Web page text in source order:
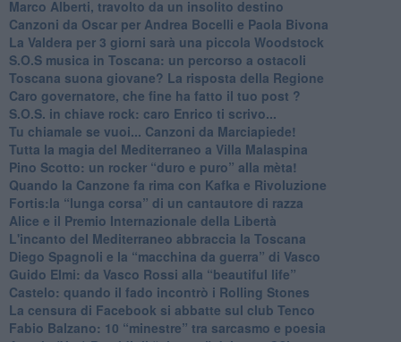
Marco Alberti, travolto da un insolito destino
Canzoni da Oscar per Andrea Bocelli e Paola Bivona
La Valdera per 3 giorni sarà una piccola Woodstock
S.O.S musica in Toscana: un percorso a ostacoli
​Toscana suona giovane? La risposta della Regione
Caro governatore, che fine ha fatto il tuo post ?
S.O.S. in chiave rock: caro Enrico ti scrivo...
Tu chiamale se vuoi... Canzoni da Marciapiede!
​Tutta la magia del Mediterraneo a Villa Malaspina
​Pino Scotto: un rocker “duro e puro” alla mèta!
​Quando la Canzone fa rima con Kafka e Rivoluzione
​Fortis:la “lunga corsa” di un cantautore di razza
Alice e il Premio Internazionale della Libertà
​L'incanto del Mediterraneo abbraccia la Toscana
​Diego Spagnoli e la “macchina da guerra” di Vasco
​Guido Elmi: da Vasco Rossi alla “beautiful life”
​Castelo: quando il fado incontrò i Rolling Stones
La censura di Facebook si abbatte sul club Tenco
Fabio Balzano: 10 “minestre” tra sarcasmo e poesia